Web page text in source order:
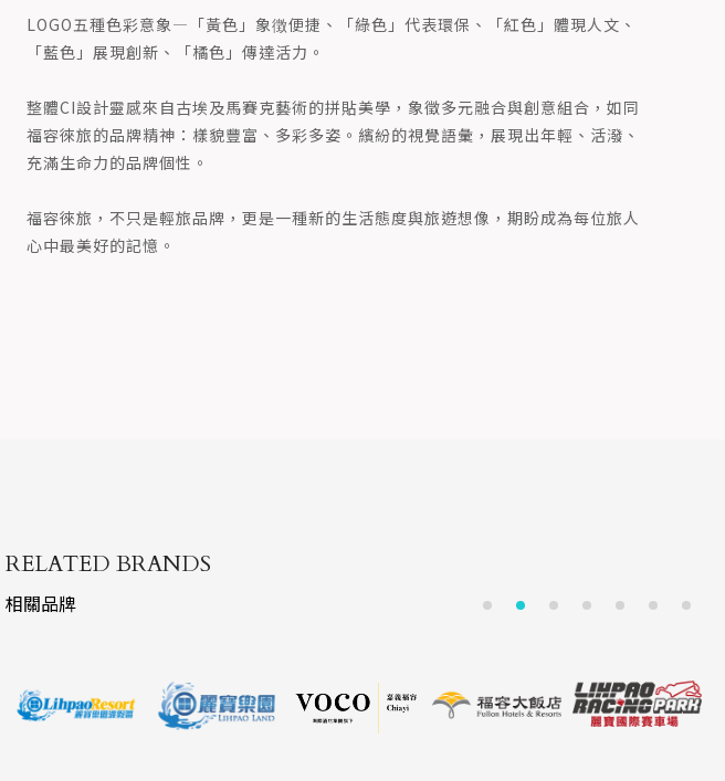
LOGO五種色彩意象―「黃色」象徴便捷、「綠色」代表環保、「紅色」體現人文、
「藍色」展現創新、「橘色」傳達活力。
整體CI設計靈感來自古埃及馬賽克藝術的拼貼美學，象徵多元融合與創意組合，如同
福容徠旅的品牌精神：樣貌豐富、多彩多姿。繽紛的視覺語彙，展現出年輕、活潑、
充滿生命力的品牌個性。
福容徠旅，不只是輕旅品牌，更是一種新的生活態度與旅遊想像，期盼成為每位旅人
心中最美好的記憶。
RELATED BRANDS
相關品牌 1 2 3 4 5 6 7